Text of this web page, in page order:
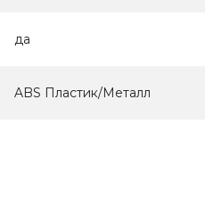
да
ABS Пластик/Металл